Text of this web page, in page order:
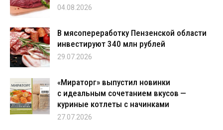
04.08.2026
В мясопереработку Пензенской области
инвестируют 340 млн рублей
29.07.2026
«Мираторг» выпустил новинки
с идеальным сочетанием вкусов —
куриные котлеты с начинками
27.07.2026